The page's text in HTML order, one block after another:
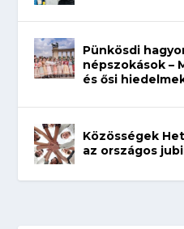
Pünkösdi
népszokások –
és ősi
Közösségek
az országos